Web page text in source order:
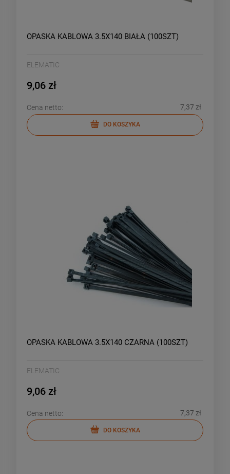
OPASKA KABLOWA 3.5X140 BIAŁA (100SZT)
ELEMATIC
9,06 zł
Cena netto: 7,37 zł
DO KOSZYKA
OPASKA KABLOWA 3.5X140 CZARNA (100SZT)
ELEMATIC
9,06 zł
Cena netto: 7,37 zł
DO KOSZYKA